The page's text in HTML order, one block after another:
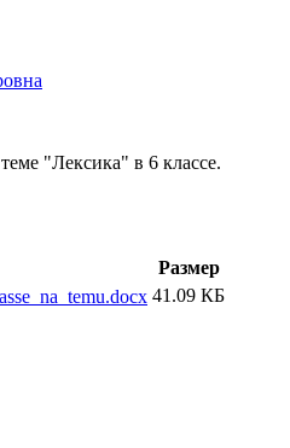
"Лексика" в 6 классе.
Размер
41.09 КБ